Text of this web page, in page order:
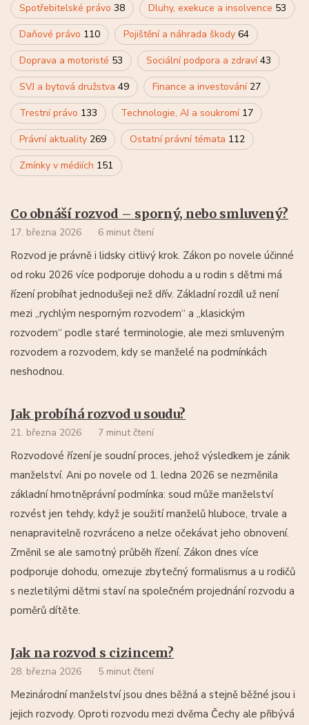
Spotřebitelské právo 38 Dluhy, exekuce a insolvence 53
Daňové právo 110 Pojištění a náhrada škody 64
Doprava a motoristé 53 Sociální podpora a zdraví43
SVJ a bytová družstva 49 Finance a investování 27
Trestní právo 133 Technologie, AI a soukromí 17
Právní aktuality 269 Ostatní právní témata 112
Zmínky v médiích 151
Co obnáší rozvod – sporný, nebo smluvený?
17. března 2026 6 minut čtení
Rozvod je právně i lidsky citlivý krok. Zákon po novele účinné
od roku 2026 více podporuje dohodu a u rodin s dětmi má
řízení probíhat jednodušeji než dřív. Základní rozdíl už není
mezi „rychlým nesporným rozvodem“ a „klasickým
rozvodem“ podle staré terminologie, ale mezi smluveným
rozvodem a rozvodem, kdy se manželé na podmínkách
neshodnou.
Jak probíhá rozvod u soudu?
21. března 2026 7 minut čtení
Rozvodové řízení je soudní proces, jehož výsledkem je zánik
manželství. Ani po novele od 1. ledna 2026 se nezměnila
základní hmotněprávní podmínka: soud může manželství
rozvést jen tehdy, když je soužití manželů hluboce, trvale a
nenapravitelně rozvráceno a nelze očekávat jeho obnovení.
Změnil se ale samotný průběh řízení. Zákon dnes více
podporuje dohodu, omezuje zbytečný formalismus a u rodičů
s nezletilými dětmi staví na společném projednání rozvodu a
poměrů dítěte.
Jak na rozvod s cizincem?
28. března 2026 5 minut čtení
Mezinárodní manželství jsou dnes běžná a stejně běžné jsou i
jejich rozvody. Oproti rozvodu mezi dvěma Čechy ale přibývá